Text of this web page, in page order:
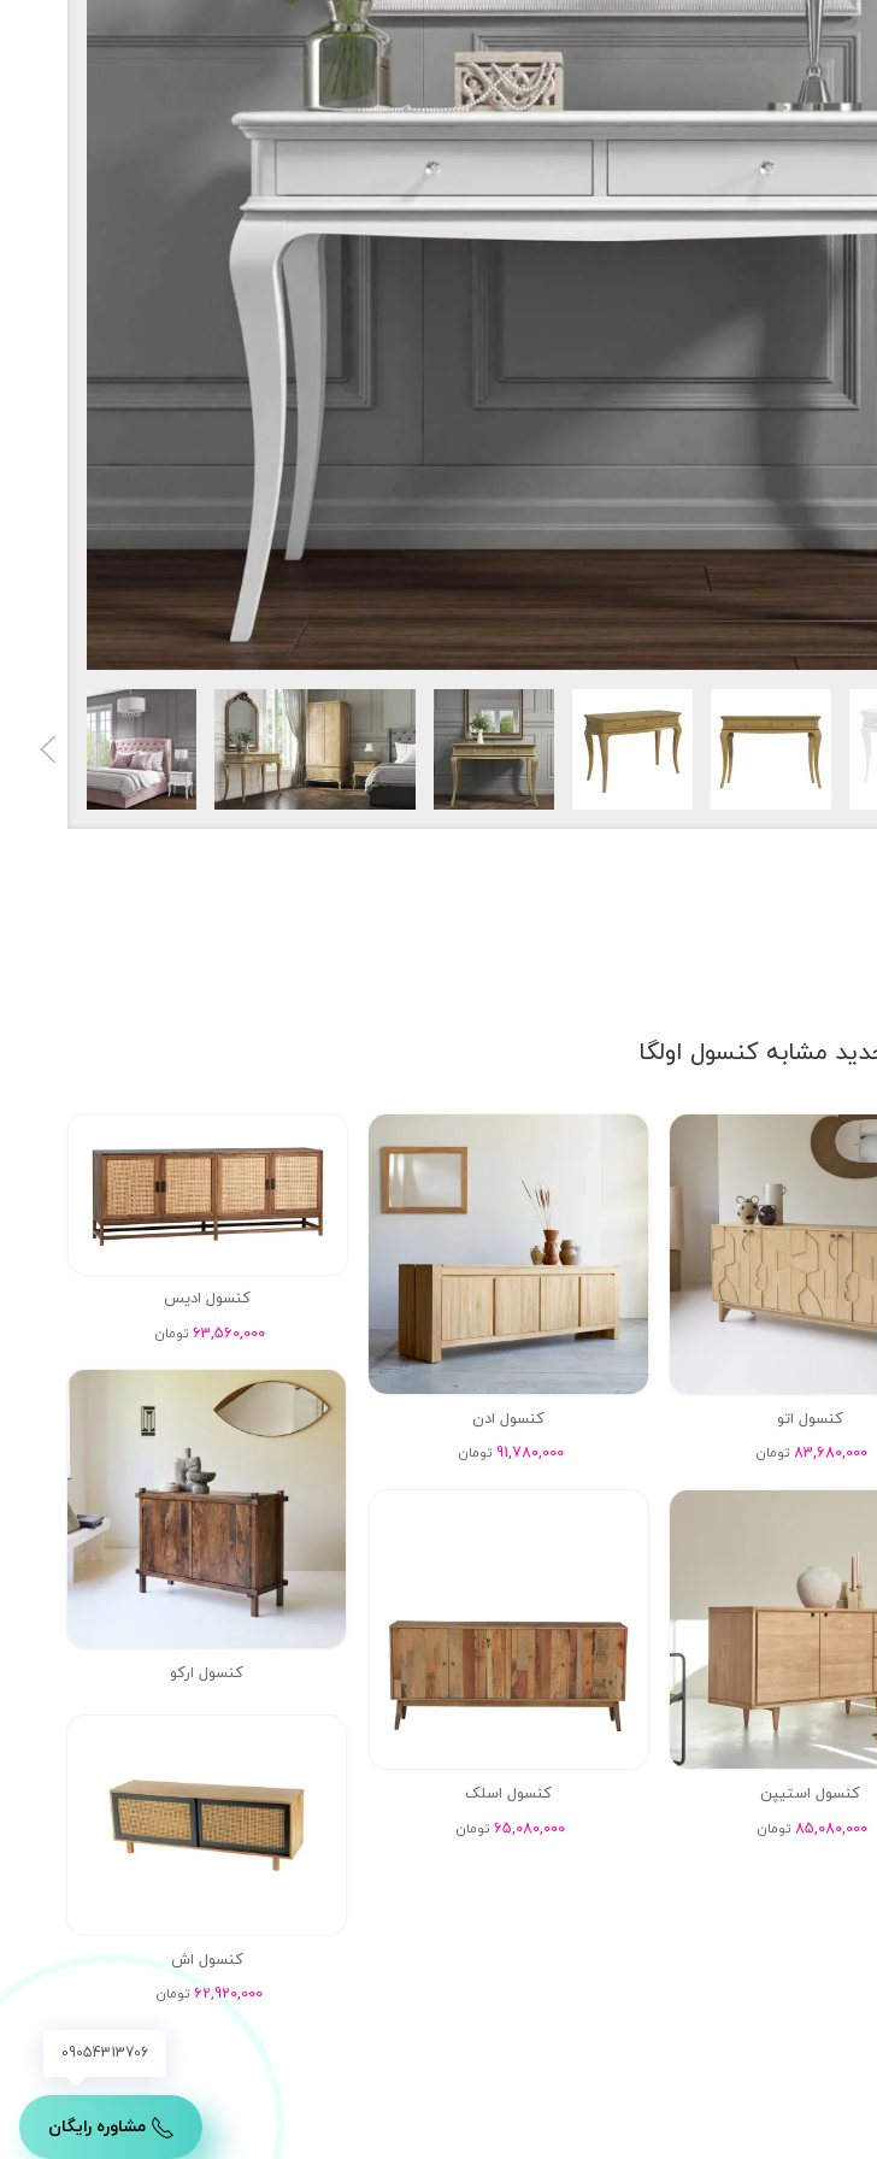
مشاوره رایگان
09054313706
مشابه کنسول اولگا
کنسول اتو
83,680,000 تومان
کنسول ادن
91,780,000 تومان
کنسول ادیس
63,560,000 تومان
کنسول ارکو
کنسول استیپن
85,080,000 تومان
کنسول اسلک
65,080,000 تومان
کنسول اش
62,920,000 تومان